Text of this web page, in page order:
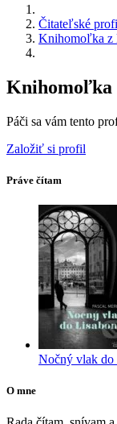
Čitateľské
Knihomoľka z
Knihomoľka
Páči sa vám tento
Založiť si profil
Práve čítam
Nočný vlak do
O mne